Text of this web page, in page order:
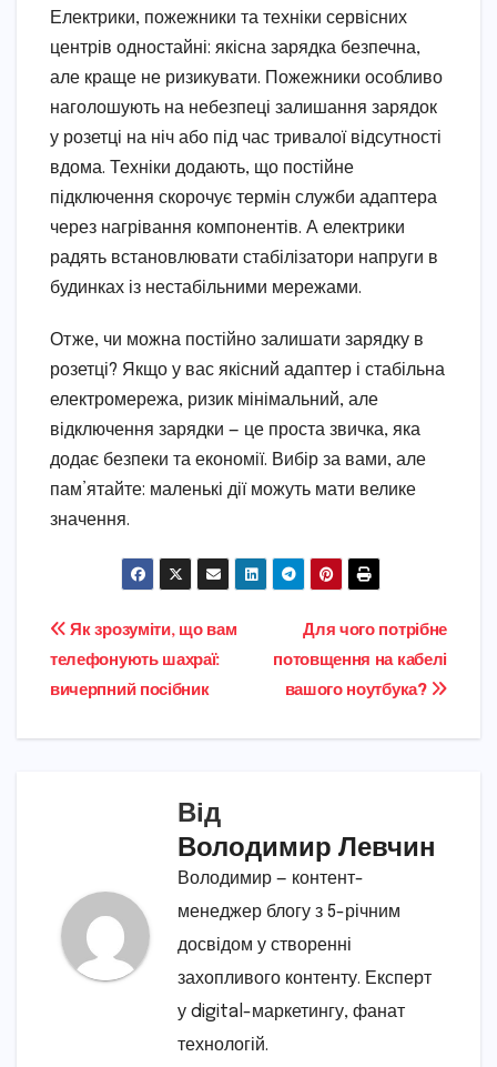
Електрики, пожежники та техніки сервісних
центрів одностайні: якісна зарядка безпечна,
але краще не ризикувати. Пожежники особливо
наголошують на небезпеці залишання зарядок
у розетці на ніч або під час тривалої відсутності
вдома. Техніки додають, що постійне
підключення скорочує термін служби адаптера
через нагрівання компонентів. А електрики
радять встановлювати стабілізатори напруги в
будинках із нестабільними мережами.
Отже, чи можна постійно залишати зарядку в
розетці? Якщо у вас якісний адаптер і стабільна
електромережа, ризик мінімальний, але
відключення зарядки — це проста звичка, яка
додає безпеки та економії. Вибір за вами, але
пам’ятайте: маленькі дії можуть мати велике
значення.
Навігація
записів
Для чого потрібне
потовщення на кабелі
вашого ноутбука?
Як зрозуміти, що вам
телефонують шахраї:
вичерпний посібник
Від
Володимир Левчин
Володимир — контент-
менеджер блогу з 5-річним
досвідом у створенні
захопливого контенту. Експерт
у digital-маркетингу, фанат
технологій.